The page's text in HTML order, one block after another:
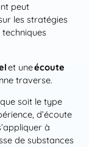
peut
les stratégies
et uneécoute
traverse.
soit le type
d’écoute
à
de substances